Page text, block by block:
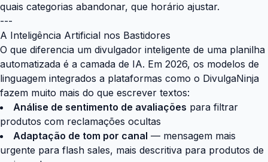
quais categorias abandonar, que horário ajustar.
---
A Inteligência Artificial nos Bastidores
O que diferencia um divulgador inteligente de uma planilha
automatizada é a camada de IA. Em 2026, os modelos de
linguagem integrados a plataformas como o DivulgaNinja
fazem muito mais do que escrever textos:
Análise de sentimento de avaliações para filtrar
produtos com reclamações ocultas
Adaptação de tom por canal — mensagem mais
urgente para flash sales, mais descritiva para produtos de